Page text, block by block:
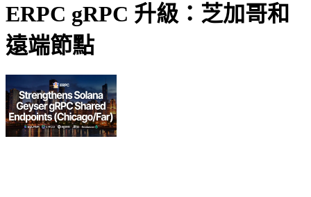
ERPC gRPC 升級：芝加哥和
遠端節點